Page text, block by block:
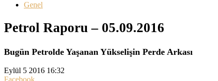
Genel
Petrol Raporu – 05.09.2016
Bugün Petrolde Yaşanan Yükselişin Perde Arkası
Eylül 5 2016 16:32
Facebook